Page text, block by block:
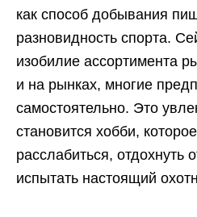
как способ добывания
разновидность спорта.
изобилие ассортимента
и на рынках, многие
самостоятельно. Это
становится хобби,
расслабиться, отдохнуть
испытать настоящий